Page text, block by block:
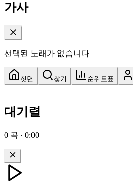
가사
선택된 노래가 없습니다
첫면 찾기 순위도표
대기렬
0 곡 · 0:00